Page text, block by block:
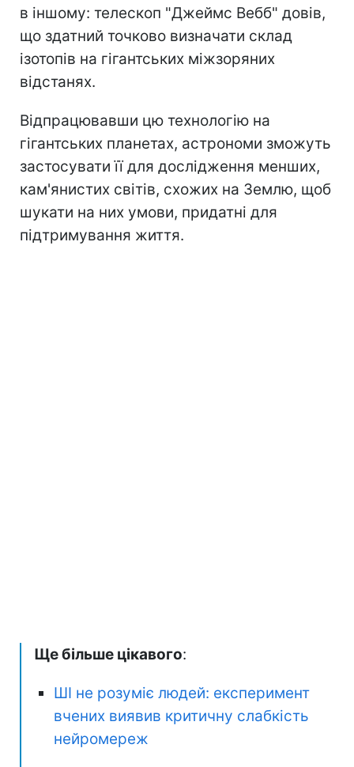
в іншому: телескоп "Джеймс Вебб" довів,
що здатний точково визначати склад
ізотопів на гігантських міжзоряних
відстанях.
Відпрацювавши цю технологію на
гігантських планетах, астрономи зможуть
застосувати її для дослідження менших,
кам'янистих світів, схожих на Землю, щоб
шукати на них умови, придатні для
підтримування життя.
Ще більше цікавого:
ШІ не розуміє людей: експеримент
вчених виявив критичну слабкість
нейромереж